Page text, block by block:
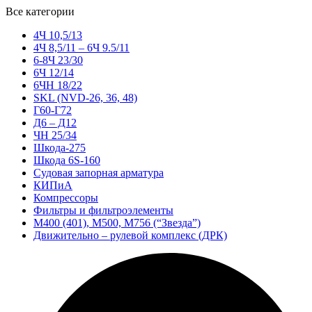
Все категории
4Ч 10,5/13
4Ч 8,5/11 – 6Ч 9.5/11
6-8Ч 23/30
6Ч 12/14
6ЧН 18/22
SKL (NVD-26, 36, 48)
Г60-Г72
Д6 – Д12
ЧН 25/34
Шкода-275
Шкода 6S-160
Судовая запорная арматура
КИПиА
Компрессоры
Фильтры и фильтроэлементы
М400 (401), М500, М756 (“Звезда”)
Движительно – рулевой комплекс (ДРК)